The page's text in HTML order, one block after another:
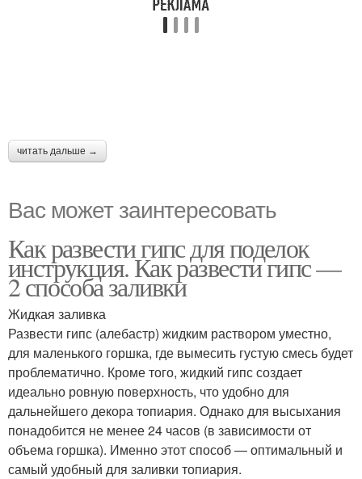
читать дальше →
Вас может заинтересовать
Как развести гипс для поделок
инструкция. Как развести гипс —
2 способа заливки
Жидкая заливка
Развести гипс (алебастр) жидким раствором уместно,
для маленького горшка, где вымесить густую смесь будет
проблематично. Кроме того, жидкий гипс создает
идеально ровную поверхность, что удобно для
дальнейшего декора топиария. Однако для высыхания
понадобится не менее 24 часов (в зависимости от
объема горшка). Именно этот способ — оптимальный и
самый удобный для заливки топиария.